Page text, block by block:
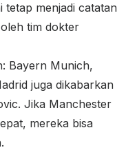
tetap menjadi catatan
tim dokter
Bayern Munich,
juga dikabarkan
Jika Manchester
mereka bisa